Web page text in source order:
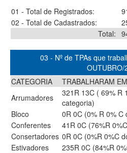
01 - Total de Registrados:
02 - Total de Cadastrados:
Total:
03 - Nº de TPAs que
OUTUBRO/
CATEGORIA
TRABALHARAM
Arrumadores
321R 13C ( 69% R
categoria)
Bloco
0R 0C (0% R 0%
Conferentes
41R 0C (76%R
Consertadores 0R 0C (0%R 0%C
Estivadores
235R 0C (84%R